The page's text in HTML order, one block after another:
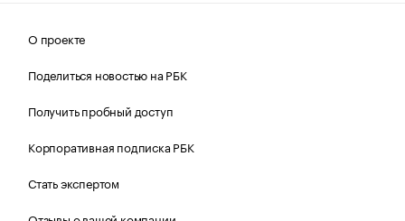
О проекте
Поделиться новостью на РБК
Получить пробный доступ
Корпоративная подписка РБК
Стать экспертом